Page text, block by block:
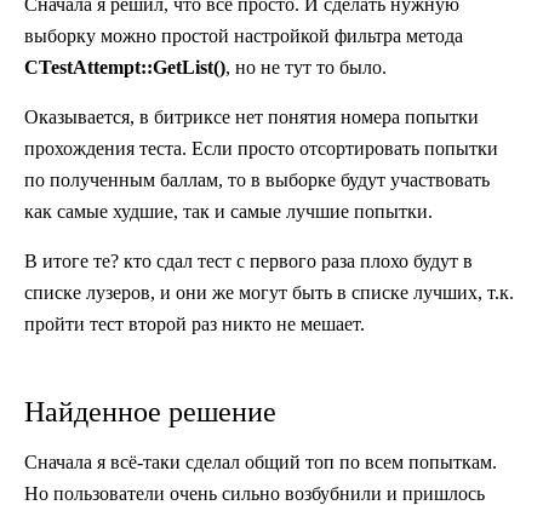
Сначала я решил, что всё просто. И сделать нужную
выборку можно простой настройкой фильтра метода
CTestAttempt::GetList(), но не тут то было.
Оказывается, в битриксе нет понятия номера попытки
прохождения теста. Если просто отсортировать попытки
по полученным баллам, то в выборке будут участвовать
как самые худшие, так и самые лучшие попытки.
В итоге те? кто сдал тест с первого раза плохо будут в
списке лузеров, и они же могут быть в списке лучших, т.к.
пройти тест второй раз никто не мешает.
Найденное решение
Сначала я всё-таки сделал общий топ по всем попыткам.
Но пользователи очень сильно возбубнили и пришлось